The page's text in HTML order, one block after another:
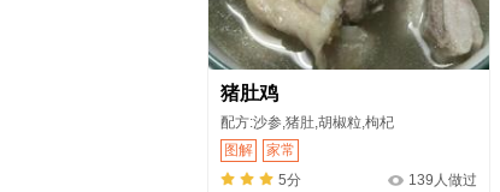
猪肚鸡
配方:沙参,猪肚,胡椒粒,枸杞
图解
家常
5分
139人做过